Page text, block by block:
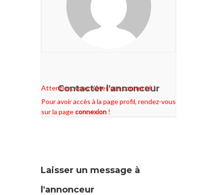
Contacter l'annonceur
Attention, vous n'êtes pas connecté !
Pour avoir accès à la page profil, rendez-vous
sur la pageconnexion !
Laisser un message à
l'annonceur